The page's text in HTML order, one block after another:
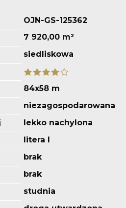
OJN-GS-125362
7 920,00 m²
siedliskowa
84x58 m
niezagospodarowana
lekko nachylona
litera l
brak
brak
studnia